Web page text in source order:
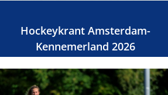
Hockeykrant Amsterdam-
Kennemerland 2026